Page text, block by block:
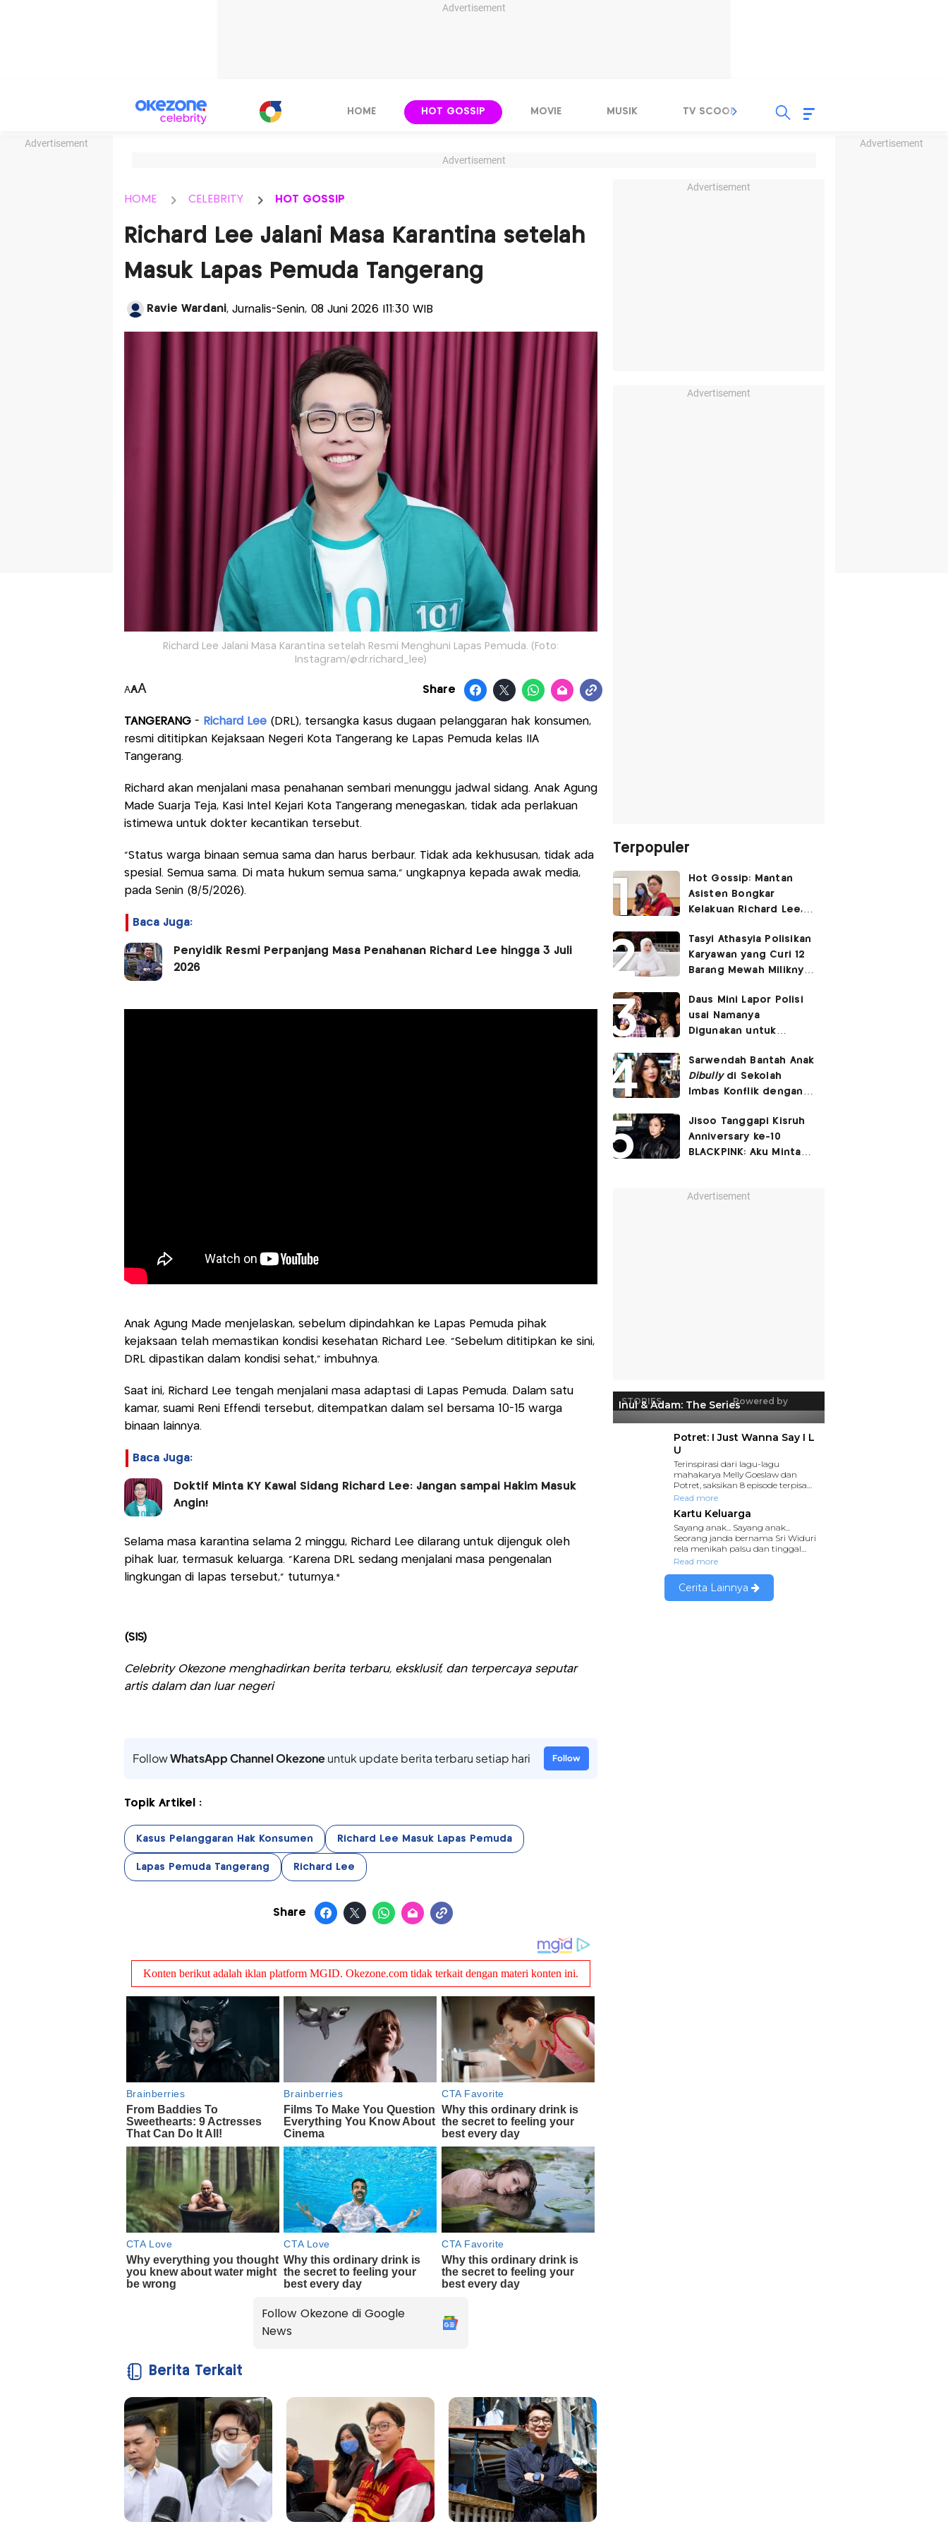
Advertisement
Advertisement Advertisement
HOME HOT GOSSIP MOVIE MUSIK TV SCOOP LIRIK
Advertisement
HOME CELEBRITY HOT GOSSIP
Richard Lee Jalani Masa Karantina setelah
Masuk Lapas Pemuda Tangerang
Ravie Wardani, Jurnalis-Senin, 08 Juni 2026 |11:30 WIB
Richard Lee Jalani Masa Karantina setelah Resmi Menghuni Lapas Pemuda. (Foto:
Instagram/@dr.richard_lee)
AAA Share
TANGERANG- Richard Lee(DRL), tersangka kasus dugaan pelanggaran hak konsumen,
resmi dititipkan Kejaksaan Negeri Kota Tangerang ke Lapas Pemuda kelas IIA
Tangerang.
Richard akan menjalani masa penahanan sembari menunggu jadwal sidang. Anak Agung
Made Suarja Teja, Kasi Intel Kejari Kota Tangerang menegaskan, tidak ada perlakuan
istimewa untuk dokter kecantikan tersebut.
"Status warga binaan semua sama dan harus berbaur. Tidak ada kekhususan, tidak ada
spesial. Semua sama. Di mata hukum semua sama," ungkapnya kepada awak media,
pada Senin (8/5/2026).
Baca Juga:
Penyidik Resmi Perpanjang Masa Penahanan Richard Lee hingga 3 Juli
2026
Anak Agung Made menjelaskan, sebelum dipindahkan ke Lapas Pemuda pihak
kejaksaan telah memastikan kondisi kesehatan Richard Lee. “Sebelum dititipkan ke sini,
DRL dipastikan dalam kondisi sehat,” imbuhnya.
Saat ini, Richard Lee tengah menjalani masa adaptasi di Lapas Pemuda. Dalam satu
kamar, suami Reni Effendi tersebut, ditempatkan dalam sel bersama 10-15 warga
binaan lainnya.
Baca Juga:
Doktif Minta KY Kawal Sidang Richard Lee: Jangan sampai Hakim Masuk
Angin!
Selama masa karantina selama 2 minggu, Richard Lee dilarang untuk dijenguk oleh
pihak luar, termasuk keluarga. “Karena DRL sedang menjalani masa pengenalan
lingkungan di lapas tersebut,” tuturnya.*
(SIS)
Celebrity Okezone menghadirkan berita terbaru, eksklusif, dan terpercaya seputar
artis dalam dan luar negeri
FollowWhatsApp Channel Okezoneuntuk update berita terbaru setiap hari Follow
Topik Artikel :
Kasus Pelanggaran Hak Konsumen Richard Lee Masuk Lapas Pemuda
Lapas Pemuda Tangerang Richard Lee
Share
Follow Okezone di Google
News
Berita Terkait
Advertisement
Advertisement
Terpopuler
Hot Gossip: Mantan
Asisten Bongkar
Kelakuan Richard Lee,
Vicky Prasetyo
Tasyi Athasyia Polisikan
Karyawan yang Curi 12
Barang Mewah Miliknya
Daus Mini Lapor Polisi
usai Namanya
Digunakan untuk
SARA
Sarwendah Bantah Anak
Dibullydi Sekolah
Imbas Konflik dengan
Jisoo Tanggapi Kisruh
Anniversary ke-10
BLACKPINK: Aku Minta
Advertisement